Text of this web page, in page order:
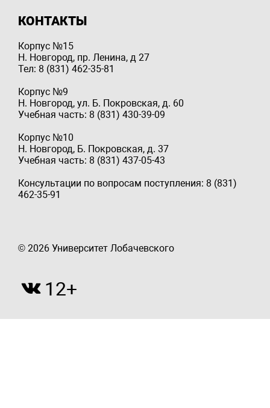
КОНТАКТЫ
Корпус №15
Н. Новгород, пр. Ленина, д 27
Тел: 8 (831) 462-35-81
Корпус №9
Н. Новгород, ул. Б. Покровская, д. 60
Учебная часть: 8 (831) 430-39-09
Корпус №10
Н. Новгород, Б. Покровская, д. 37
Учебная часть: 8 (831) 437-05-43
Консультации по вопросам поступления: 8 (831)
462-35-91
© 2026 Университет Лобачевского
12+